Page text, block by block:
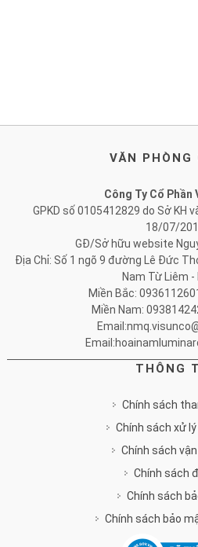
VĂN PHÒNG
Công Ty Cổ Phần
GPKD số 0105412829 do Sở KH
18/07/
GĐ/Sở hữu website
Địa Chỉ: Số 1 ngõ 9 đường Lê Đức
Nam Từ Liêm -
Miền Bắc:
Miền Nam:
THÔNG
Chính sách
Chính sách xử
Chính sách
Chính sách
Chính sách
Chính sách bảo